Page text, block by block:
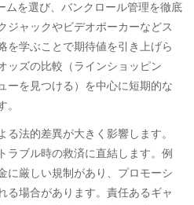
ムを選び、バンクロール管理を徹底
ジャックやビデオポーカーなどス
を学ぶことで期待値を引き上げら
ッズの比較（ラインショッピン
ーを見つける）を中心に短期的な
法的差異が大きく影響します。
ラブル時の救済に直結します。例
に厳しい規制があり、プロモーシ
る場合があります。責任あるギャ